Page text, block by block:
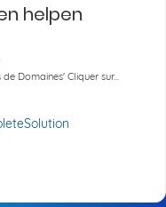
helpen
Domaines' Cliquer sur...